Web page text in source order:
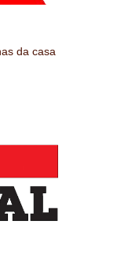
da casa